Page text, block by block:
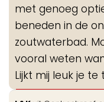
met genoeg
beneden in de
zoutwaterbad.
vooral weten
Lijkt mij leuk je te